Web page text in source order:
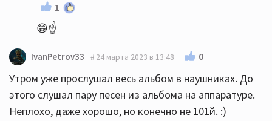
1
😁☝️
IvanPetrov33 24 марта 2023 в 13:48 0
Утром уже прослушал весь альбом в наушниках. До
этого слушал пару песен из альбома на аппаратуре.
Неплохо, даже хорошо, но конечно не 101й. :)